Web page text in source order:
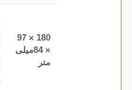
180 × 97
× 84میلی
متر